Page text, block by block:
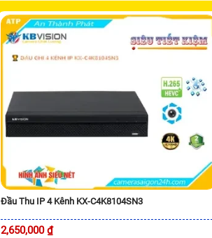
Đầu Thu IP 4 Kênh KX-C4K8104SN3
2,650,000 ₫